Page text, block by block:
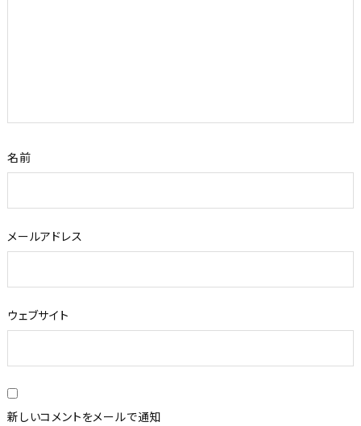
名前
メールアドレス
ウェブサイト
新しいコメントをメールで通知